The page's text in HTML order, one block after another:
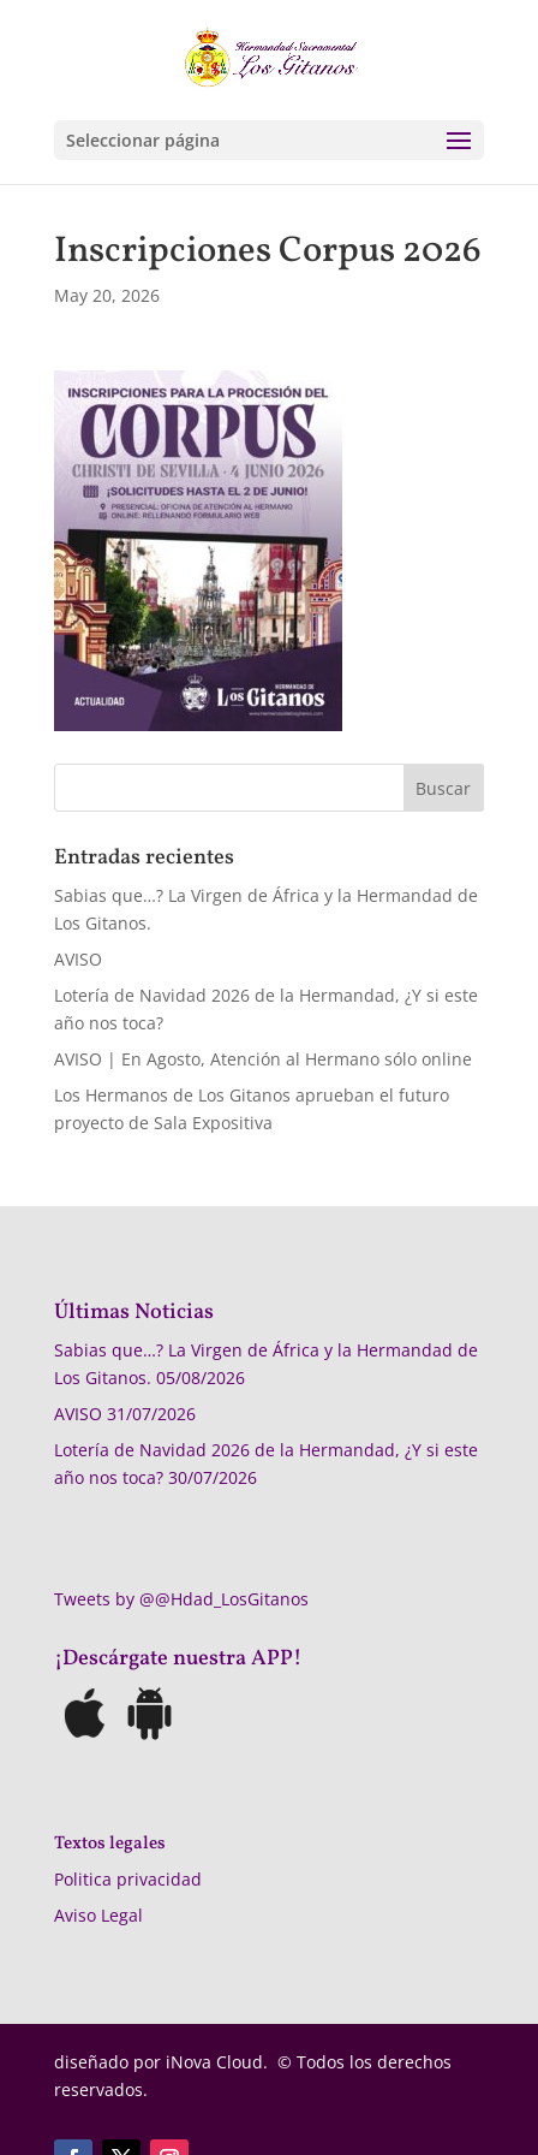
Seleccionar página
Inscripciones Corpus 2026
May 20, 2026
Entradas recientes
Sabias que…? La Virgen de África y la Hermandad de
Los Gitanos.
AVISO
Lotería de Navidad 2026 de la Hermandad, ¿Y si este
año nos toca?
AVISO | En Agosto, Atención al Hermano sólo online
Los Hermanos de Los Gitanos aprueban el futuro
proyecto de Sala Expositiva
Últimas Noticias
Sabias que…? La Virgen de África y la Hermandad de
Los Gitanos. 05/08/2026
AVISO 31/07/2026
Lotería de Navidad 2026 de la Hermandad, ¿Y si este
año nos toca? 30/07/2026
Tweets by @@Hdad_LosGitanos
¡Descárgate nuestra APP!
Textos legales
Politica privacidad
Aviso Legal
diseñado por iNova Cloud. © Todos los derechos
reservados.